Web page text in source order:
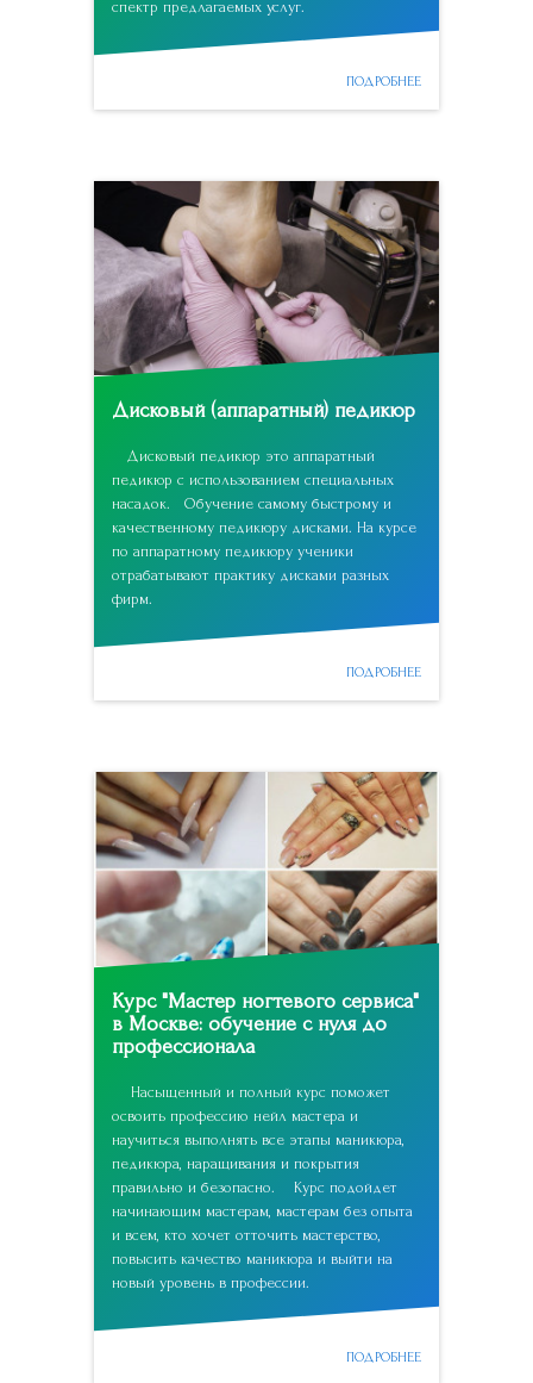
спектр предлагаемых услуг.
ПОДРОБНЕЕ
Дисковый (аппаратный) педикюр
Дисковый педикюр это аппаратный
педикюр с использованием специальных
насадок. Обучение самому быстрому и
качественному педикюру дисками. На курсе
по аппаратному педикюру ученики
отрабатывают практику дисками разных
фирм.
ПОДРОБНЕЕ
Курс "Мастер ногтевого сервиса"
в Москве: обучение с нуля до
профессионала
Насыщенный и полный курс поможет
освоить профессию нейл мастера и
научиться выполнять все этапы маникюра,
педикюра, наращивания и покрытия
правильно и безопасно. Курс подойдет
начинающим мастерам, мастерам без опыта
и всем, кто хочет отточить мастерство,
повысить качество маникюра и выйти на
новый уровень в профессии.
ПОДРОБНЕЕ